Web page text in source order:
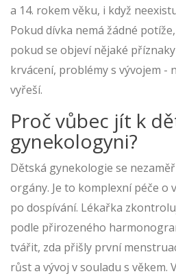
a 14. rokem věku, i když
Pokud dívka nemá žádné
pokud se objeví nějaké
krvácení, problémy s vývojem -
vyřeší.
Proč vůbec jít k
gynekologyni?
Dětská gynekologie se
orgány. Je to komplexní péče o
po dospívání. Lékařka
podle přirozeného
tvářit, zda přišly první
růst a vývoj v souladu s věkem.